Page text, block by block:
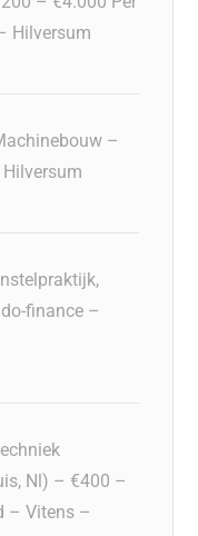
Hilversum
–
finance –
Nl) – €400 –
– Vitens –